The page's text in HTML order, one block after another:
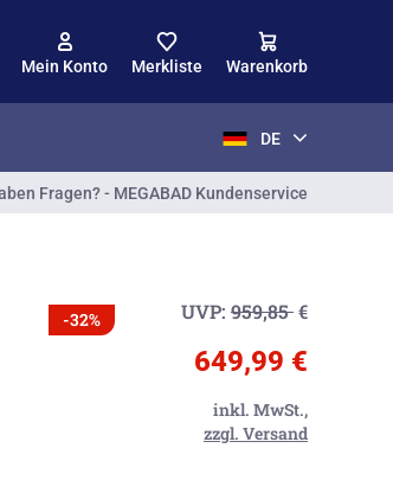
Mein Konto Merkliste Warenkorb
DE
Fragen? - MEGABAD Kundenservice
-32% UVP: 959,85€
649,99 €
inkl. MwSt.,
zzgl. Versand